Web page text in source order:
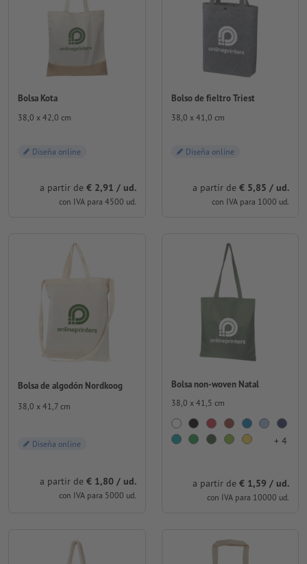
Bolsa Kota
38,0 x 42,0 cm
Diseña online
a partir de € 2,91 / ud.
con IVA para 4500 ud.
Bolso de fieltro Triest
38,0 x 41,0 cm
Diseña online
a partir de € 5,85 / ud.
con IVA para 1000 ud.
Bolsa de algodón Nordkoog
38,0 x 41,7 cm
Diseña online
a partir de € 1,80 / ud.
con IVA para 5000 ud.
Bolsa non-woven Natal
38,0 x 41,5 cm
+ 4
a partir de € 1,59 / ud.
con IVA para 10000 ud.